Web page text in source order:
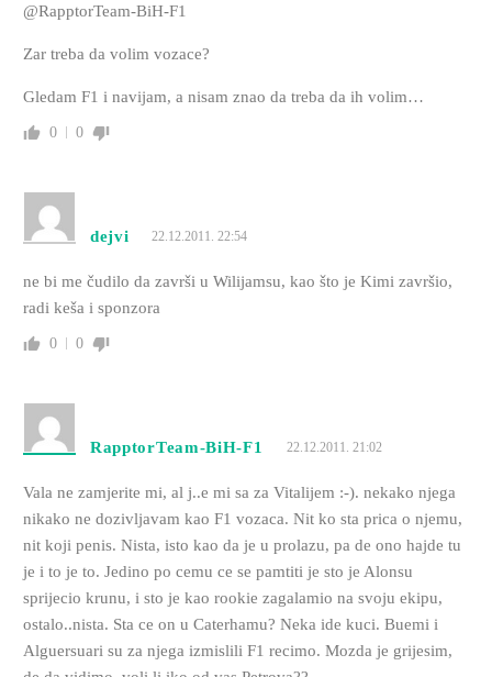
@RapptorTeam-BiH-F1
Zar treba da volim vozace?
Gledam F1 i navijam, a nisam znao da treba da ih volim…
0 0
dejvi 22.12.2011. 22:54
ne bi me čudilo da završi u Wilijamsu, kao što je Kimi završio,
radi keša i sponzora
0 0
RapptorTeam-BiH-F1 22.12.2011. 21:02
Vala ne zamjerite mi, al j..e mi sa za Vitalijem :-). nekako njega
nikako ne dozivljavam kao F1 vozaca. Nit ko sta prica o njemu,
nit koji penis. Nista, isto kao da je u prolazu, pa de ono hajde tu
je i to je to. Jedino po cemu ce se pamtiti je sto je Alonsu
sprijecio krunu, i sto je kao rookie zagalamio na svoju ekipu,
ostalo..nista. Sta ce on u Caterhamu? Neka ide kuci. Buemi i
Alguersuari su za njega izmislili F1 recimo. Mozda je grijesim,